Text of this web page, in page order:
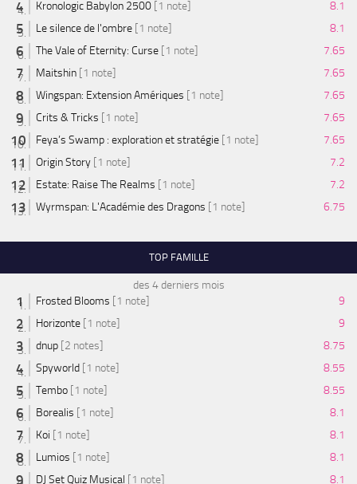
Kronologic Babylon 2500 [1 note]
8.1
Le silence de l'ombre [1 note]
8.1
The Vale of Eternity: Curse [1 note]
7.65
Maitshin [1 note]
7.65
Wingspan: Extension Amériques [1 note]
7.65
Crits & Tricks [1 note]
7.65
Feya’s Swamp : exploration et stratégie [1 note]
7.65
Origin Story [1 note]
7.2
Estate: Raise The Realms [1 note]
7.2
Wyrmspan: L'Académie des Dragons [1 note] 6.75
TOP FAMILLE
des 4 derniers mois
Frosted Blooms [1 note]
9
Horizonte [1 note]
9
dnup [2 notes]
8.75
Spyworld [1 note]
8.55
Tembo [1 note]
8.55
Borealis [1 note]
8.1
Koi [1 note]
8.1
Lumios [1 note]
8.1
DJ Set Quiz Musical [1 note]
8.1